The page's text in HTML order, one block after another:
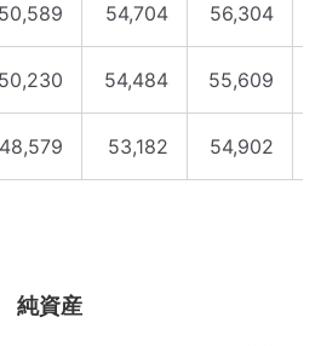
50,589 54,704 56,304
50,230 54,484 55,609
48,579 53,182 54,902
純資産